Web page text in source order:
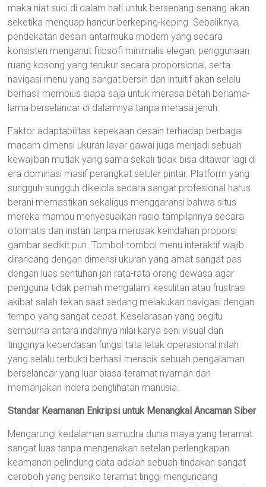
maka niat suci di dalam hati untuk bersenang-senang akan
seketika menguap hancur berkeping-keping. Sebaliknya,
pendekatan desain antarmuka modern yang secara
konsisten menganut filosofi minimalis elegan, penggunaan
ruang kosong yang terukur secara proporsional, serta
navigasi menu yang sangat bersih dan intuitif akan selalu
berhasil membius siapa saja untuk merasa betah berlama-
lama berselancar di dalamnya tanpa merasa jenuh.
Faktor adaptabilitas kepekaan desain terhadap berbagai
macam dimensi ukuran layar gawai juga menjadi sebuah
kewajiban mutlak yang sama sekali tidak bisa ditawar lagi di
era dominasi masif perangkat seluler pintar. Platform yang
sungguh-sungguh dikelola secara sangat profesional harus
berani memastikan sekaligus menggaransi bahwa situs
mereka mampu menyesuaikan rasio tampilannya secara
otomatis dan instan tanpa merusak keindahan proporsi
gambar sedikit pun. Tombol-tombol menu interaktif wajib
dirancang dengan dimensi ukuran yang amat sangat pas
dengan luas sentuhan jari rata-rata orang dewasa agar
pengguna tidak pernah mengalami kesulitan atau frustrasi
akibat salah tekan saat sedang melakukan navigasi dengan
tempo yang sangat cepat. Keselarasan yang begitu
sempurna antara indahnya nilai karya seni visual dan
tingginya kecerdasan fungsi tata letak operasional inilah
yang selalu terbukti berhasil meracik sebuah pengalaman
berselancar yang luar biasa teramat nyaman dan
memanjakan indera penglihatan manusia.
Standar Keamanan Enkripsi untuk Menangkal Ancaman Siber
Mengarungi kedalaman samudra dunia maya yang teramat
sangat luas tanpa mengenakan setelan perlengkapan
keamanan pelindung data adalah sebuah tindakan sangat
ceroboh yang berisiko teramat tinggi mengundang